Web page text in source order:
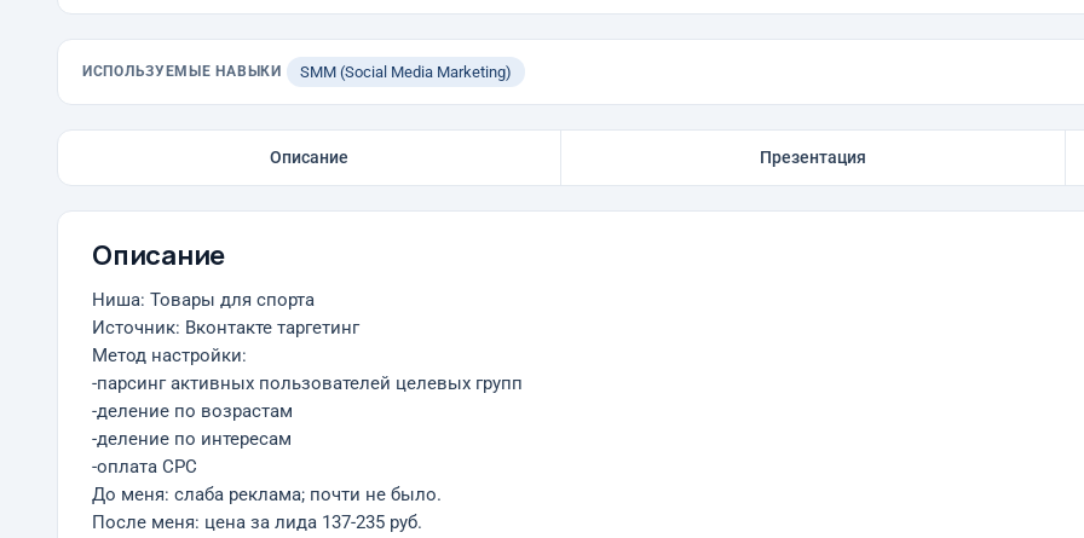
ИСПОЛЬЗУЕМЫЕ НАВЫКИ SMM (Social Media Marketing)
Описание Презентация
Описание
Ниша: Товары для спорта
Источник: Вконтакте таргетинг
Метод настройки:
-парсинг активных пользователей целевых групп
-деление по возрастам
-деление по интересам
-оплата CPC
До меня: слаба реклама; почти не было.
После меня: цена за лида 137-235 руб.